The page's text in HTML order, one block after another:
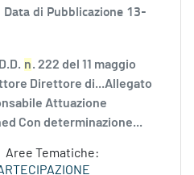
Data di Pubblicazione 13-
n. 222 del 11 maggio
Direttore di...Allegato
Attuazione
Con determinazione...
Aree Tematiche: